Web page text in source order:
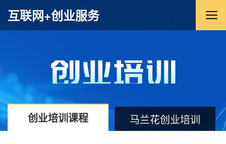
互联网+创业服务
创业培训课程 马兰花创业培训